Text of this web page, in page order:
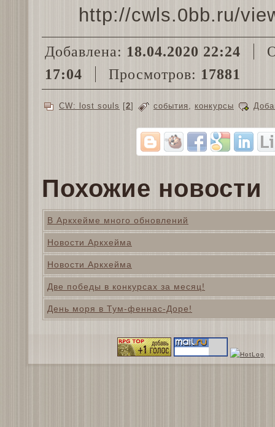
http://cwls.0bb.ru/
Добавлена: 18.04.2020 22:24
17:04
Просмотров: 17881
CW: lost souls [2] события , конкурсы
Похожие новости
В Аркхейме много обновлений
Новости Аркхейма
Новости Аркхейма
Две победы в конкурсах за месяц!
День моря в Тум-феннас-Доре!